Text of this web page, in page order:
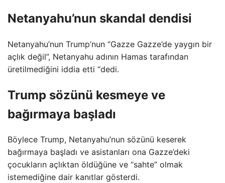
Netanyahu’nun skandal dendisi
Netanyahu’nun Trump’nun “Gazze Gazze’de yaygın bir
açlık değil”, Netanyahu adının Hamas tarafından
üretilmediğini iddia etti “dedi.
Trump sözünü kesmeye ve
bağırmaya başladı
Böylece Trump, Netanyahu’nun sözünü keserek
bağırmaya başladı ve asistanları ona Gazze’deki
çocukların açlıktan öldüğüne ve “sahte” olmak
istemediğine dair kanıtlar gösterdi.